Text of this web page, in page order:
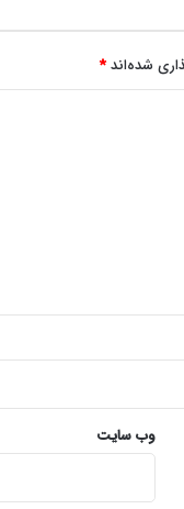
شده‌اند*
وب‌ سایت